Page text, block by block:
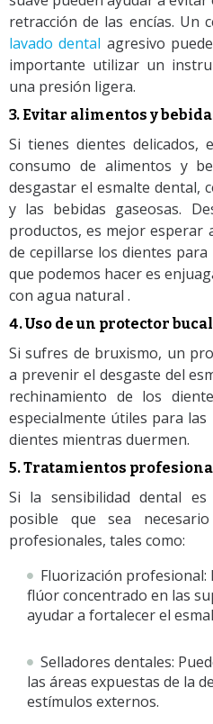
retracción de las encías. Un
lavado dental agresivo
importante utilizar un
una presión ligera.
3. Evitar alimentos y
Si tienes dientes delicados,
consumo de alimentos y
desgastar el esmalte dental,
y las bebidas gaseosas.
productos, es mejor esperar
de cepillarse los dientes
que podemos hacer es
con agua natural .
4. Uso de un protector
Si sufres de bruxismo, un
a prevenir el desgaste del
rechinamiento de los
especialmente útiles para
dientes mientras duermen.
5. Tratamientos
Si la sensibilidad dental
posible que sea
profesionales, tales como:
Fluorización profesional:
flúor concentrado en las
ayudar a fortalecer el
Selladores dentales:
las áreas expuestas de la
estímulos externos.